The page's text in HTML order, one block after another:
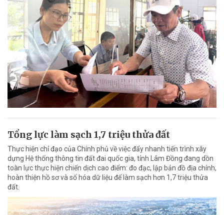
Tổng lực làm sạch 1,7 triệu thửa đất
Thực hiện chỉ đạo của Chính phủ về việc đẩy nhanh tiến trình xây
dựng Hệ thống thông tin đất đai quốc gia, tỉnh Lâm Đồng đang dồn
toàn lực thực hiện chiến dịch cao điểm: đo đạc, lập bản đồ địa chính,
hoàn thiện hồ sơ và số hóa dữ liệu để làm sạch hơn 1,7 triệu thửa
đất.